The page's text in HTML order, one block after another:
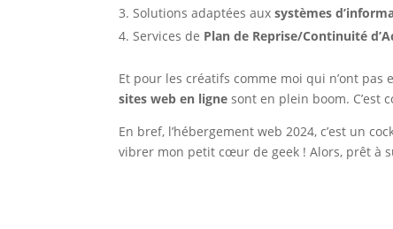
Solutions adaptées auxsystèmes
Services de Plan de Reprise/Continuité
Et pour les créatifs comme moi qui n’ont pas
sites web en ligne sont en plein boom. C’est
En bref, l’hébergement web 2024, c’est un
vibrer mon petit cœur de geek ! Alors, prêt à